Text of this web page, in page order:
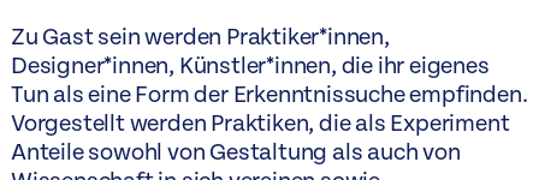
Zu Gast sein werden Praktiker*innen,
Designer*innen, Künstler*innen, die ihr eigenes
Tun als eine Form der Erkenntnissuche empfinden.
Vorgestellt werden Praktiken, die als Experiment
Anteile sowohl von Gestaltung als auch von